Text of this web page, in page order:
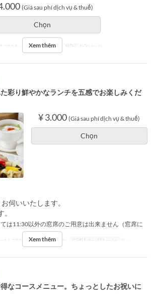
(Giá sau phí dịch vụ & thuế)
Chọn
2024 ~ 15 Thg 4 2025 Bữa Bữa trưa
Xem thêm
彩り鮮やかなランチを五感でお楽しみくだ
¥ 3.000 (Giá sau phí dịch vụ & thuế)
Chọn
伺いいたします。
は11:30以外の窓席のご用意は出来ません（窓席に
11 2024 Bữa Bữa trưa Giới hạn dặt món 2 ~
Xem thêm
なコースメニュー。ちょっとしたお祝いに